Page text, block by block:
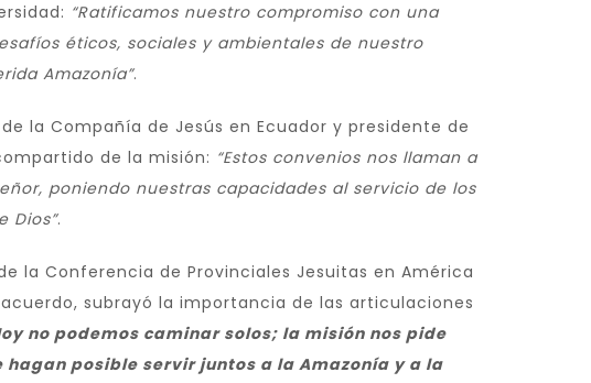
“Ratificamos nuestro compromiso con una
éticos, sociales y ambientales de nuestro
Amazonía”.
la Compañía de Jesús en Ecuador y presidente de
de la misión: “Estos convenios nos llaman a
poniendo nuestras capacidades al servicio de los
Dios”.
la Conferencia de Provinciales Jesuitas en América
subrayó la importancia de las articulaciones
no podemos caminar solos; la misión nos pide
posible servir juntos a la Amazonía y a la